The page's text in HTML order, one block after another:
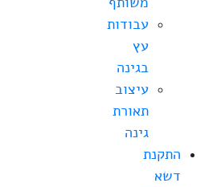
עבודות
עץ
בגינה
עיצוב
תאורת
גינה
התקנת
דשא